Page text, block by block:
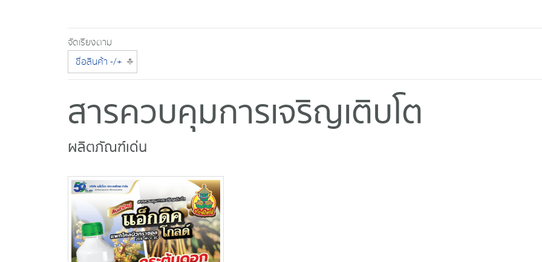
จัดเรียงตาม
ชื่อสินค้า -/+
สารควบคุมการเจริญเติบโต
ผลิตภัณฑ์เด่น